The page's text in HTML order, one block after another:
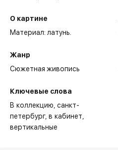
О картине
Материал: латунь.
Жанр
Сюжетная живопись
Ключевые слова
В коллекцию санкт-
петербург в кабинет
вертикальные